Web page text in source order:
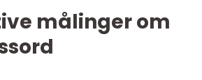
målinger om